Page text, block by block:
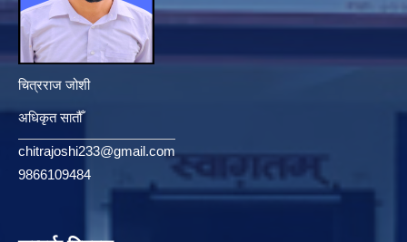
चित्रराज जोशी
अधिकृत सातौँ
chitrajoshi233@gmail.com
9866109484